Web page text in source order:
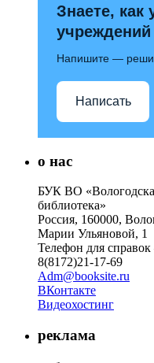
Знаете, как
Напишите —
Написать
о нас
БУК ВО
библиотека»
Россия, 160000,
Марии Ульяновой, 1
Телефон для справок
8(8172)21-17-69
Adm@booksite.ru
ВКонтакте
Видеохостинг
реклама